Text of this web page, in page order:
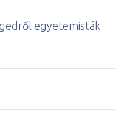
egyetemisták